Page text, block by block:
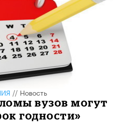
// Новость
вузов могут
годности»